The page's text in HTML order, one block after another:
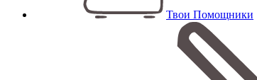
Твои Помощники